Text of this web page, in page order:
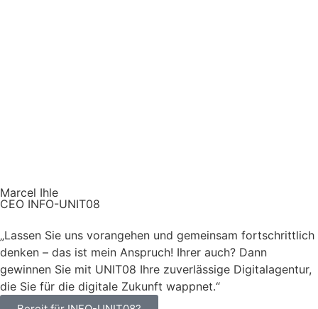
Marcel Ihle
CEO INFO-UNIT08
„Lassen Sie uns vorangehen und gemeinsam fortschrittlich
denken – das ist mein Anspruch! Ihrer auch? Dann
gewinnen Sie mit UNIT08 Ihre zuverlässige Digitalagentur,
die Sie für die digitale Zukunft wappnet.“